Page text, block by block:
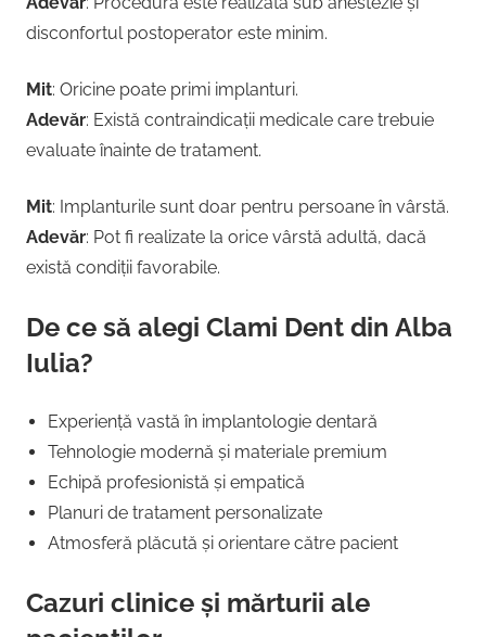
disconfortul postoperator este minim.
Mit: Oricine poate primi implanturi.
Adevăr: Există contraindicații medicale care trebuie
evaluate înainte de tratament.
Mit: Implanturile sunt doar pentru persoane în vârstă.
Adevăr: Pot fi realizate la orice vârstă adultă, dacă
există condiții favorabile.
De ce să alegi Clami Dent din Alba
Iulia?
Experiență vastă în implantologie dentară
Tehnologie modernă și materiale premium
Echipă profesionistă și empatică
Planuri de tratament personalizate
Atmosferă plăcută și orientare către pacient
Cazuri clinice și mărturii ale